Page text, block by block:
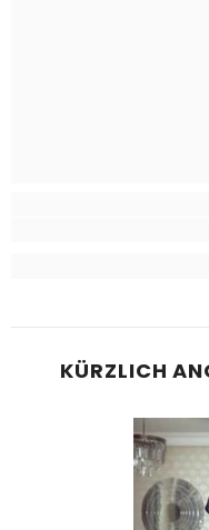
KÜRZLICH